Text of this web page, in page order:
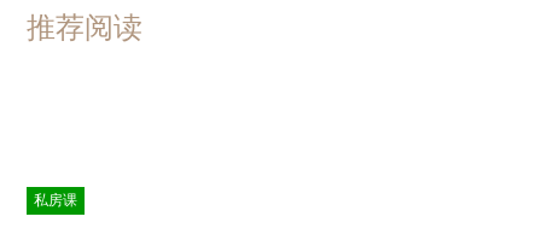
推荐阅读
私房课